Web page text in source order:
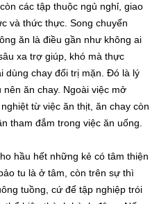
các tập thuộc ngủ nghỉ, giao
và thức thực. Song chuyển
ăn là điều gần như không ai
xa trợ giúp, khó mà thực
dùng chay đối trị mặn. Đó là lý
ăn chay. Ngoài việc mở
từ việc ăn thịt, ăn chay còn
tham đắm trong việc ăn uống.
hầu hết những kẻ có tâm thiện
tu là ở tâm, còn trên sự thì
tuồng, cứ để tập nghiệp trói